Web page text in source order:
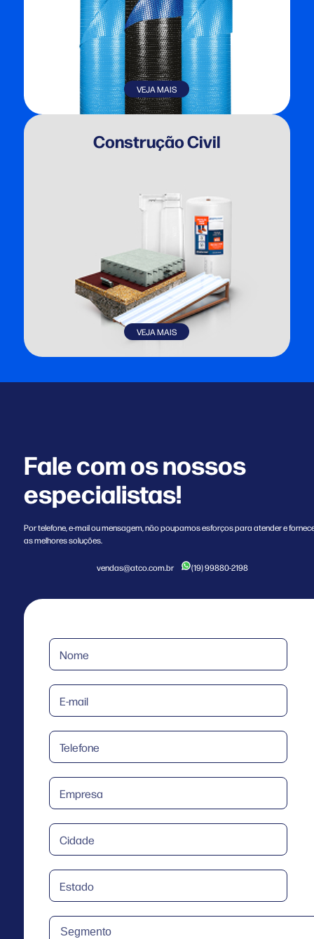
Construção Civil
VEJA MAIS
VEJA MAIS
Fale com os nossos
especialistas!
Por telefone, e-mail ou mensagem, não poupamos esforços para atender e
as melhores soluções.
vendas@atco.com.br (19) 99880-2198